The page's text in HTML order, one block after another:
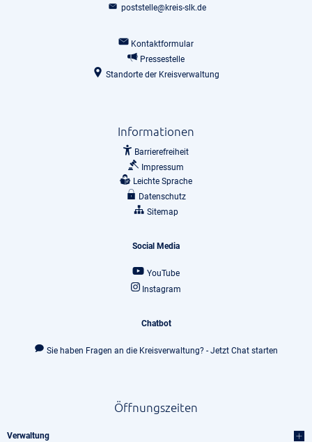
poststelle@kreis-slk.de
Kontaktformular
Pressestelle
Standorte der Kreisverwaltung
Informationen
Barrierefreiheit
Impressum
Leichte Sprache
Datenschutz
Sitemap
Social Media
YouTube
Instagram
Chatbot
Sie haben Fragen an die Kreisverwaltung? - Jetzt Chat starten
Öffnungszeiten
Verwaltung